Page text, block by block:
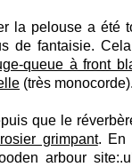
la pelouse a été
de fantaisie.
queue à front
(très monocorde).
que le
grimpant. En
arbour